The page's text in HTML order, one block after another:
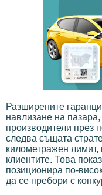
Разширените
навлизане на
производители през
следва същата
километражен лимит,
клиентите. Това
позиционира по-
да се пребори с